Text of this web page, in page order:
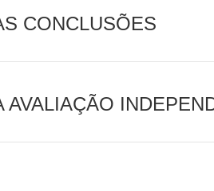
CONCLUSÕES